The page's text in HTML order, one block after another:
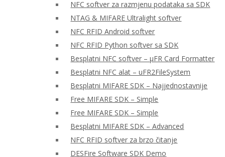
NFC softver za razmjenu podataka sa SDK
NTAG & MIFARE Ultralight softver
NFC RFID Android softver
NFC RFID Python softver sa SDK
Besplatni NFC softver – μFR Card Formatter
Besplatni NFC alat – uFR2FileSystem
Besplatni MIFARE SDK – Najjednostavnije
Free MIFARE SDK – Simple
Free MIFARE SDK – Simple
Besplatni MIFARE SDK – Advanced
NFC RFID softver za brzo čitanje
DESFire Software SDK Demo